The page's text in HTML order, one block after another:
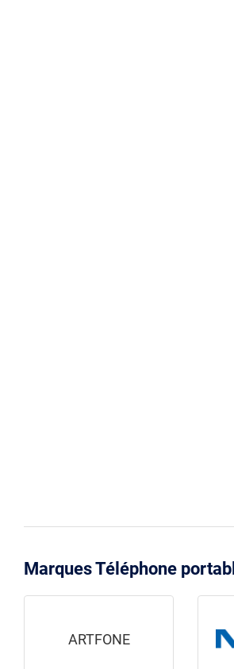
Marques Téléphone
ARTFONE